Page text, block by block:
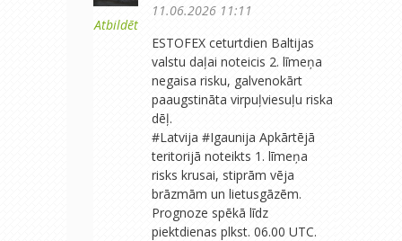
Atbildēt
11.06.2026 11:11
ESTOFEX ceturtdien Baltijas
valstu daļai noteicis 2. līmeņa
negaisa risku, galvenokārt
paaugstināta virpuļviesuļu riska
dēļ.
#Latvija #Igaunija Apkārtējā
teritorijā noteikts 1. līmeņa
risks krusai, stiprām vēja
brāzmām un lietusgāzēm.
Prognoze spēkā līdz
piektdienas plkst. 06.00 UTC.